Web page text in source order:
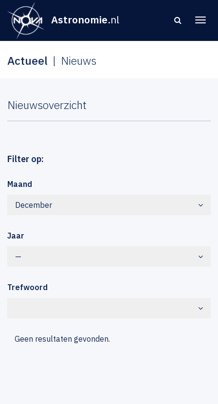
Astronomie.nl
Actueel Nieuws
Nieuwsoverzicht
Filter op:
Maand
December
Jaar
—
Trefwoord
Geen resultaten gevonden.